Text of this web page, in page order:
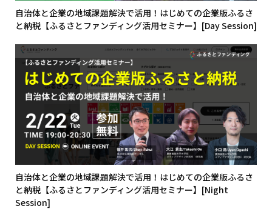
自治体と企業の地域課題解決で活用！はじめての企業版ふるさ
と納税【ふるさとファンディング活用セミナー】[Day Session]
自治体と企業の地域課題解決で活用！はじめての企業版ふるさ
と納税【ふるさとファンディング活用セミナー】[Night
Session]